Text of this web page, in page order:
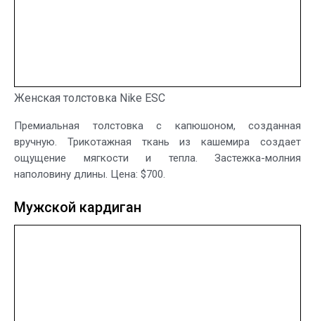
Женская толстовка Nike ESC
Премиальная толстовка с капюшоном, созданная
вручную. Трикотажная ткань из кашемира создает
ощущение мягкости и тепла. Застежка-молния
наполовину длины. Цена: $700.
Мужской кардиган